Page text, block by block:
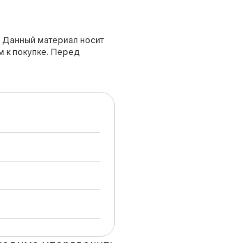
Данный материал носит
к покупке. Перед